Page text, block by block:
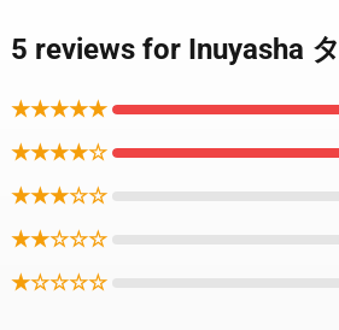
5 reviews for Inuyasha
★★★★★
★★★★☆
★★★☆☆
★★☆☆☆
★☆☆☆☆